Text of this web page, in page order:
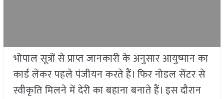
भोपाल सूत्रों से प्राप्त जानकारी के अनुसार आयुष्मान का
कार्ड लेकर पहले पंजीयन करते हैं। फिर नोडल सेंटर से
स्वीकृति मिलने में देरी का बहाना बनाते हैं। इस दौरान